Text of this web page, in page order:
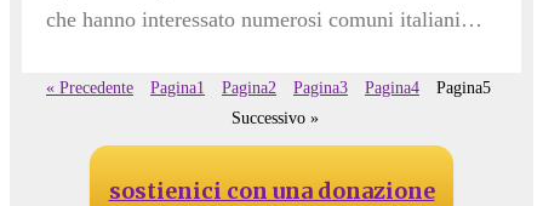
che hanno interessato numerosi comuni italiani…
« Precedente Pagina1 Pagina2 Pagina3 Pagina4 Pagina5
Successivo »
sostienici con una donazione